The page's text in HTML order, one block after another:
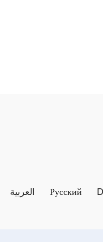
العربية Русский